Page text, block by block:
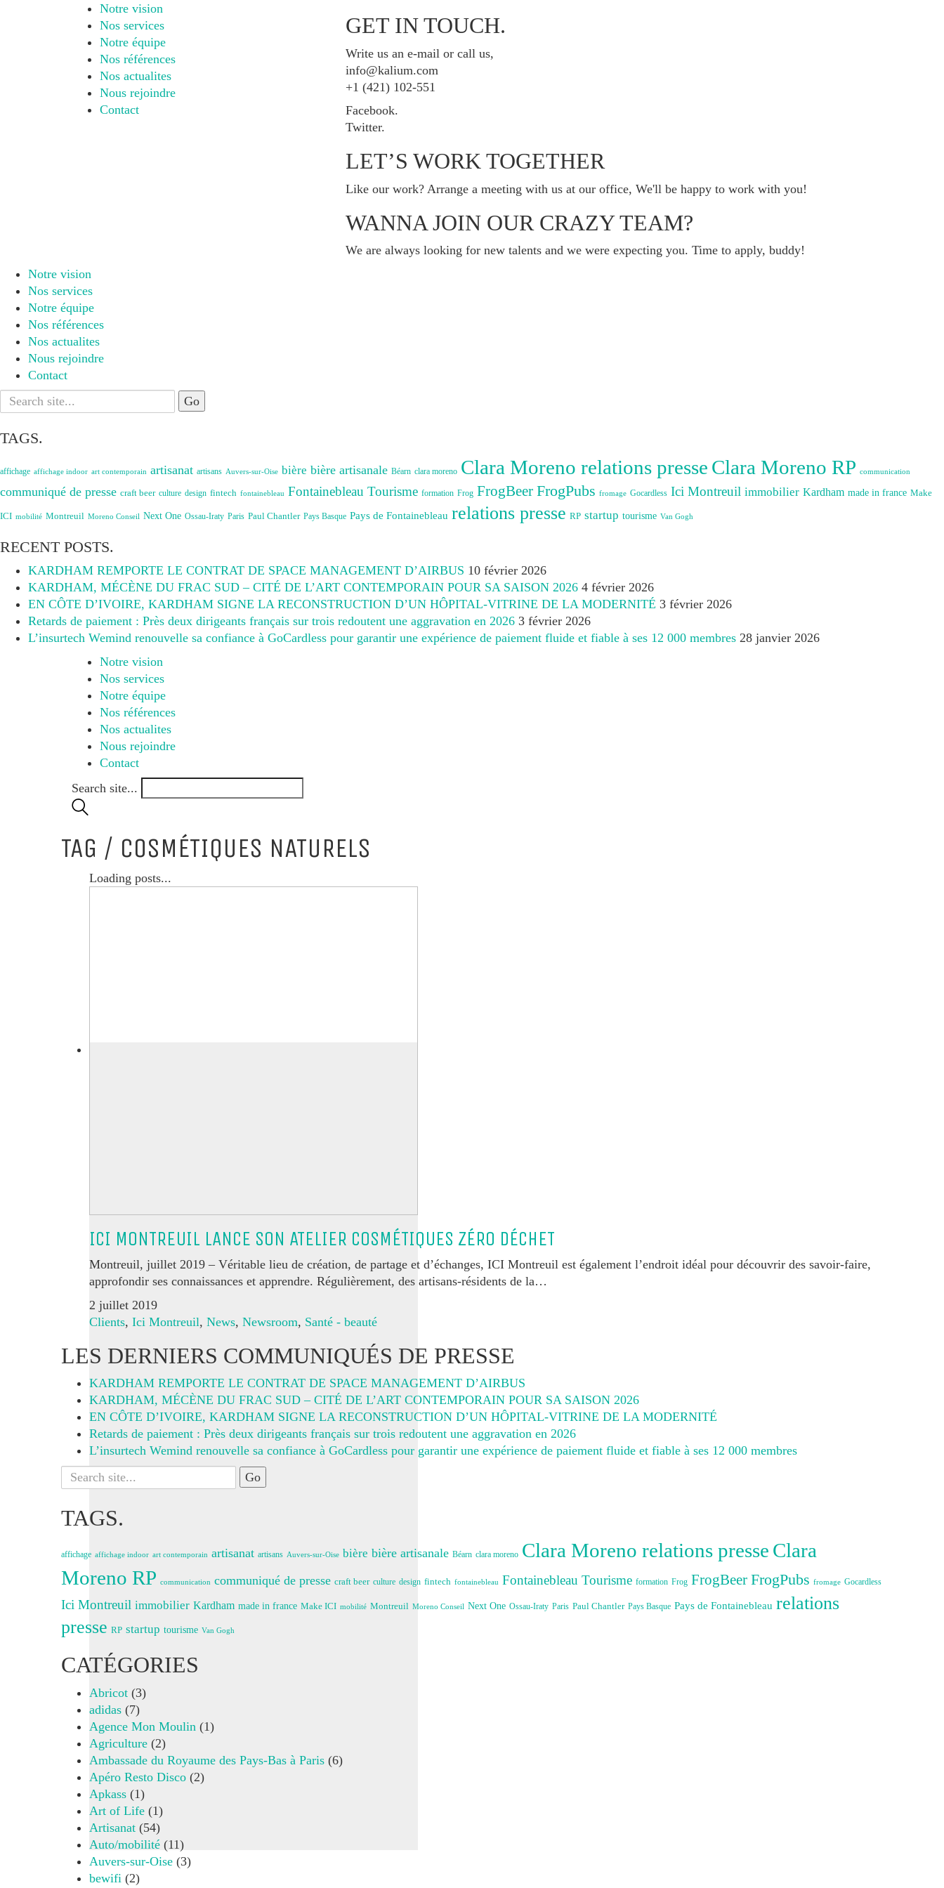
Notre vision
Nos services
Notre équipe
Nos références
Nos actualites
Nous rejoindre
Contact
GET IN TOUCH.
Write us an e-mail or call us,
info@kalium.com
+1 (421) 102-551
Facebook.
Twitter.
LET’S WORK TOGETHER
Like our work? Arrange a meeting with us at our office, We'll be happy to work with you!
WANNA JOIN OUR CRAZY TEAM?
We are always looking for new talents and we were expecting you. Time to apply, buddy!
Notre vision
Nos services
Notre équipe
Nos références
Nos actualites
Nous rejoindre
Contact
Search
for:
TAGS.
affichage affichage indoor art contemporain artisanat artisans Auvers-sur-Oise bière bière artisanale Béarn clara moreno Clara Moreno relations presse Clara Moreno RP communication
communiqué de presse craft beer culture design fintech fontainebleau Fontainebleau Tourisme formation Frog FrogBeer FrogPubs fromage Gocardless Ici Montreuil immobilier Kardham made in france Make
ICI mobilité Montreuil Moreno Conseil Next One Ossau-Iraty Paris Paul Chantler Pays Basque Pays de Fontainebleau relations presse RP startup tourisme Van Gogh
RECENT POSTS.
KARDHAM REMPORTE LE CONTRAT DE SPACE MANAGEMENT D’AIRBUS 10 février 2026
KARDHAM, MÉCÈNE DU FRAC SUD – CITÉ DE L’ART CONTEMPORAIN POUR SA SAISON 2026 4 février 2026
EN CÔTE D’IVOIRE, KARDHAM SIGNE LA RECONSTRUCTION D’UN HÔPITAL-VITRINE DE LA MODERNITÉ 3 février 2026
Retards de paiement : Près deux dirigeants français sur trois redoutent une aggravation en 2026 3 février 2026
L’insurtech Wemind renouvelle sa confiance à GoCardless pour garantir une expérience de paiement fluide et fiable à ses 12 000 membres 28 janvier 2026
Notre vision
Nos services
Notre équipe
Nos références
Nos actualites
Nous rejoindre
Contact
Search site...
TAG / COSMÉTIQUES NATURELS
Loading posts...
ICI MONTREUIL LANCE SON ATELIER COSMÉTIQUES ZÉRO DÉCHET
Montreuil, juillet 2019 – Véritable lieu de création, de partage et d’échanges, ICI Montreuil est également l’endroit idéal pour découvrir des savoir-faire,
approfondir ses connaissances et apprendre. Régulièrement, des artisans-résidents de la…
2 juillet 2019
Clients, Ici Montreuil, News, Newsroom, Santé - beauté
LES DERNIERS COMMUNIQUÉS DE PRESSE
KARDHAM REMPORTE LE CONTRAT DE SPACE MANAGEMENT D’AIRBUS
KARDHAM, MÉCÈNE DU FRAC SUD – CITÉ DE L’ART CONTEMPORAIN POUR SA SAISON 2026
EN CÔTE D’IVOIRE, KARDHAM SIGNE LA RECONSTRUCTION D’UN HÔPITAL-VITRINE DE LA MODERNITÉ
Retards de paiement : Près deux dirigeants français sur trois redoutent une aggravation en 2026
L’insurtech Wemind renouvelle sa confiance à GoCardless pour garantir une expérience de paiement fluide et fiable à ses 12 000 membres
Search
for:
TAGS.
affichage affichage indoor art contemporain artisanat artisans Auvers-sur-Oise bière bière artisanale Béarn clara moreno Clara Moreno relations presse Clara
Moreno RP communication communiqué de presse craft beer culture design fintech fontainebleau Fontainebleau Tourisme formation Frog FrogBeer FrogPubs fromage Gocardless
Ici Montreuil immobilier Kardham made in france Make ICI mobilité Montreuil Moreno Conseil Next One Ossau-Iraty Paris Paul Chantler Pays Basque Pays de Fontainebleau relations
presse RP startup tourisme Van Gogh
CATÉGORIES
Abricot (3)
adidas (7)
Agence Mon Moulin (1)
Agriculture (2)
Ambassade du Royaume des Pays-Bas à Paris (6)
Apéro Resto Disco (2)
Apkass (1)
Art of Life (1)
Artisanat (54)
Auto/mobilité (11)
Auvers-sur-Oise (3)
bewifi (2)